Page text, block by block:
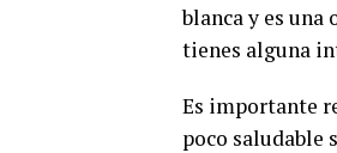
blanca y es
tienes alguna
Es importante
poco saludable